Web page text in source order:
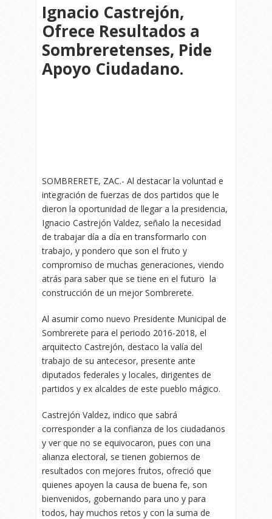
Ignacio Castrejón,
Ofrece Resultados a
Sombreretenses, Pide
Apoyo Ciudadano.
SOMBRERETE, ZAC.- Al destacar la voluntad e
integración de fuerzas de dos partidos que le
dieron la oportunidad de llegar a la presidencia,
Ignacio Castrejón Valdez, señalo la necesidad
de trabajar día a día en transformarlo con
trabajo, y pondero que son el fruto y
compromiso de muchas generaciones, viendo
atrás para saber que se tiene en el futuro la
construcción de un mejor Sombrerete.
Al asumir como nuevo Presidente Municipal de
Sombrerete para el periodo 2016-2018, el
arquitecto Castrejón, destaco la valía del
trabajo de su antecesor, presente ante
diputados federales y locales, dirigentes de
partidos y ex alcaldes de este pueblo mágico.
Castrejón Valdez, indico que sabrá
corresponder a la confianza de los ciudadanos
y ver que no se equivocaron, pues con una
alianza electoral, se tienen gobiernos de
resultados con mejores frutos, ofreció que
quienes apoyen la causa de buena fe, son
bienvenidos, gobernando para uno y para
todos, hay muchos retos y con la suma de